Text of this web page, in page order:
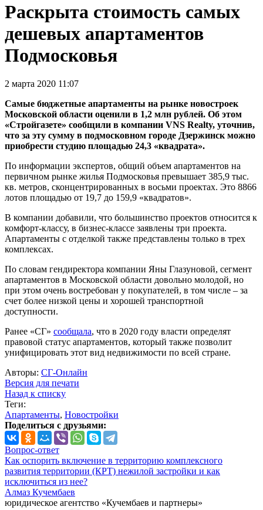
Раскрыта стоимость самых
дешевых апартаментов
Подмосковья
2 марта 2020 11:07
Самые бюджетные апартаменты на рынке новостроек
Московской области оценили в 1,2 млн рублей. Об этом
«Стройгазете» сообщили в компании VNS Realty, уточнив,
что за эту сумму в подмосковном городе Дзержинск можно
приобрести студию площадью 24,3 «квадрата».
По информации экспертов, общий объем апартаментов на
первичном рынке жилья Подмосковья превышает 385,9 тыс.
кв. метров, сконцентрированных в восьми проектах. Это 8866
лотов площадью от 19,7 до 159,9 «квадратов».
В компании добавили, что большинство проектов относится к
комфорт-классу, в бизнес-классе заявлены три проекта.
Апартаменты с отделкой также представлены только в трех
комплексах.
По словам гендиректора компании Яны Глазуновой, сегмент
апартаментов в Московской области довольно молодой, но
при этом очень востребован у покупателей, в том числе – за
счет более низкой цены и хорошей транспортной
доступности.
Ранее «СГ» сообщала, что в 2020 году власти определят
правовой статус апартаментов, который также позволит
унифицировать этот вид недвижимости по всей стране.
Авторы: СГ-Онлайн
Версия для печати
Назад к списку
Теги:
Апартаменты, Новостройки
Поделиться с друзьями:
Вопрос-ответ
Как оспорить включение в территорию комплексного
развития территории (КРТ) нежилой застройки и как
исключиться из нее?
Алмаз Кучембаев
юридическое агентство «Кучембаев и партнеры»